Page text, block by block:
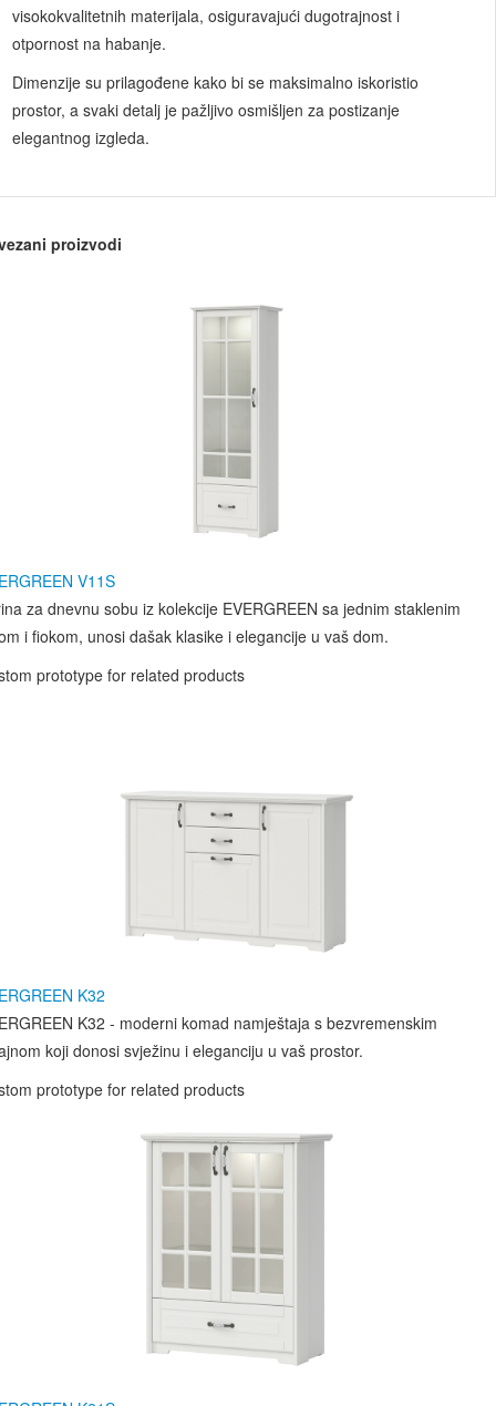
visokokvalitetnih materijala, osiguravajući dugotrajnost i
otpornost na habanje.
Dimenzije su prilagođene kako bi se maksimalno iskoristio
prostor, a svaki detalj je pažljivo osmišljen za postizanje
elegantnog izgleda.
proizvodi
V11S
za dnevnu sobu iz kolekcije EVERGREEN sa jednim staklenim
i fiokom, unosi dašak klasike i elegancije u vaš dom.
prototype for related products
K32
K32 - moderni komad namještaja s bezvremenskim
koji donosi svježinu i eleganciju u vaš prostor.
prototype for related products